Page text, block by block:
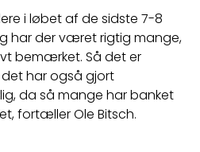
i løbet af de sidste 7-8
har der været rigtig mange,
bemærket. Så det er
har også gjort
da så mange har banket
fortæller Ole Bitsch.